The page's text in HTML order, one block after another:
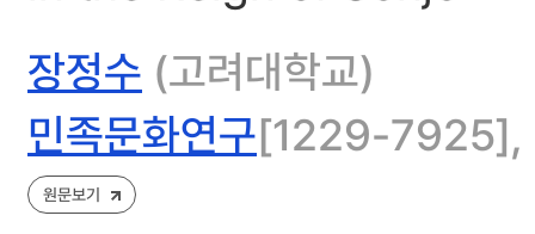
장정수 (고려대학교)
민족문화연구[1229-
원문보기